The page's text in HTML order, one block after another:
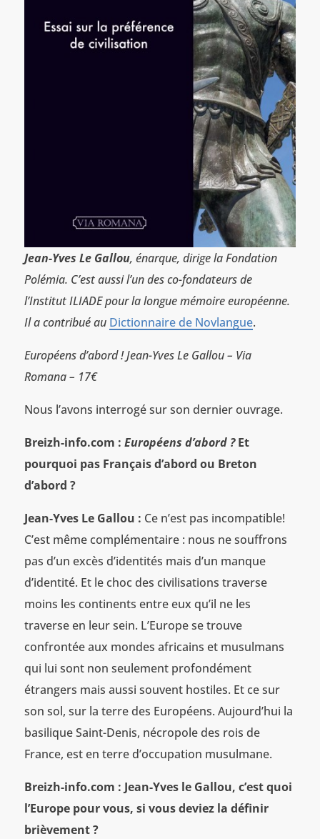
Jean-Yves Le Gallou, énarque, dirige la Fondation
Polémia. C’est aussi l’un des co-fondateurs de
l’Institut ILIADE pour la longue mémoire européenne.
Il a contribué au Dictionnaire de Novlangue.
Européens d’abord ! Jean-Yves Le Gallou – Via
Romana – 17€
Nous l’avons interrogé sur son dernier ouvrage.
Breizh-info.com : Européens d’abord ?Et
pourquoi pas Français d’abord ou Breton
d’abord ?
Jean-Yves Le Gallou : Ce n’est pas incompatible!
C’est même complémentaire : nous ne souffrons
pas d’un excès d’identités mais d’un manque
d’identité. Et le choc des civilisations traverse
moins les continents entre eux qu’il ne les
traverse en leur sein. L’Europe se trouve
confrontée aux mondes africains et musulmans
qui lui sont non seulement profondément
étrangers mais aussi souvent hostiles. Et ce sur
son sol, sur la terre des Européens. Aujourd’hui la
basilique Saint-Denis, nécropole des rois de
France, est en terre d’occupation musulmane.
Breizh-info.com : Jean-Yves le Gallou, c’est quoi
l’Europe pour vous, si vous deviez la définir
brièvement ?